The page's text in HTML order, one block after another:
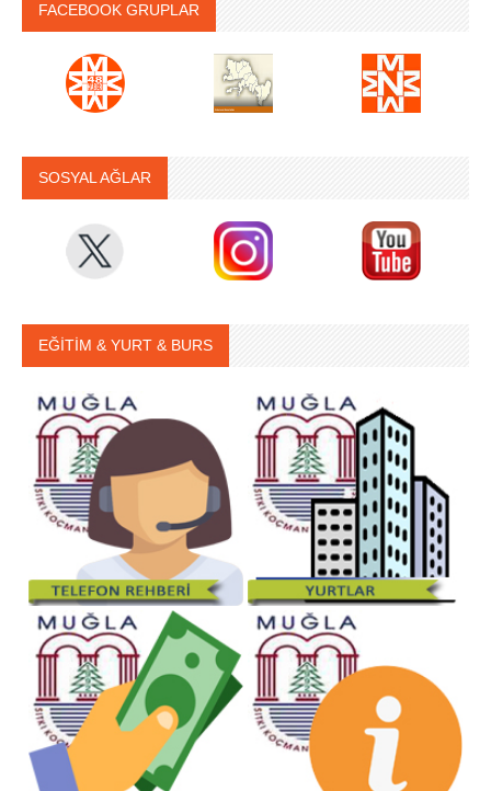
FACEBOOK GRUPLAR
SOSYAL AĞLAR
EĞİTİM & YURT & BURS